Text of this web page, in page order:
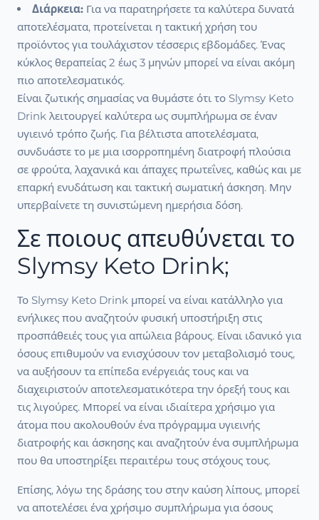
Διάρκεια: Για να παρατηρήσετε τα καλύτερα δυνατά
αποτελέσματα, προτείνεται η τακτική χρήση του
προϊόντος για τουλάχιστον τέσσερις εβδομάδες. Ένας
κύκλος θεραπείας 2 έως 3 μηνών μπορεί να είναι ακόμη
πιο αποτελεσματικός.
Είναι ζωτικής σημασίας να θυμάστε ότι το Slymsy Keto
Drink λειτουργεί καλύτερα ως συμπλήρωμα σε έναν
υγιεινό τρόπο ζωής. Για βέλτιστα αποτελέσματα,
συνδυάστε το με μια ισορροπημένη διατροφή πλούσια
σε φρούτα, λαχανικά και άπαχες πρωτεΐνες, καθώς και με
επαρκή ενυδάτωση και τακτική σωματική άσκηση. Μην
υπερβαίνετε τη συνιστώμενη ημερήσια δόση.
Σε ποιους απευθύνεται το
Slymsy Keto Drink;
Το Slymsy Keto Drink μπορεί να είναι κατάλληλο για
ενήλικες που αναζητούν φυσική υποστήριξη στις
προσπάθειές τους για απώλεια βάρους. Είναι ιδανικό για
όσους επιθυμούν να ενισχύσουν τον μεταβολισμό τους,
να αυξήσουν τα επίπεδα ενέργειάς τους και να
διαχειριστούν αποτελεσματικότερα την όρεξή τους και
τις λιγούρες. Μπορεί να είναι ιδιαίτερα χρήσιμο για
άτομα που ακολουθούν ένα πρόγραμμα υγιεινής
διατροφής και άσκησης και αναζητούν ένα συμπλήρωμα
που θα υποστηρίξει περαιτέρω τους στόχους τους.
Επίσης, λόγω της δράσης του στην καύση λίπους, μπορεί
να αποτελέσει ένα χρήσιμο συμπλήρωμα για όσους